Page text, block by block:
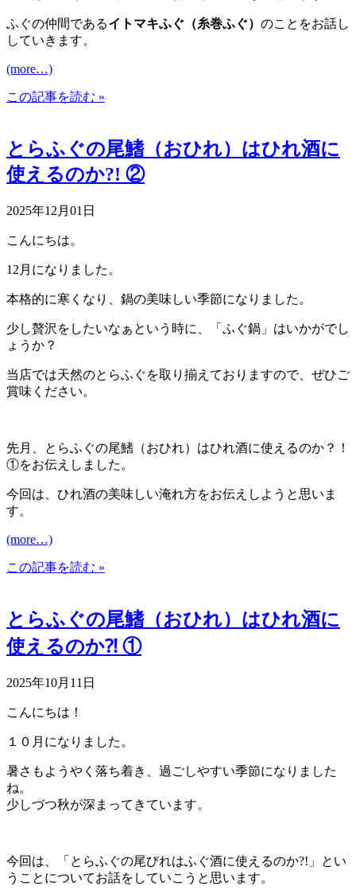
ふぐの仲間であるイトマキふぐ（糸巻ふぐ） のことをお話し
していきます。
(more…)
この記事を読む »
とらふぐの尾鰭（おひれ）はひれ酒に
使えるのか?! ②
2025年12月01日
こんにちは。
12月になりました。
本格的に寒くなり、鍋の美味しい季節になりました。
少し贅沢をしたいなぁという時に、「ふぐ鍋」はいかがでし
ょうか？
当店では天然のとらふぐを取り揃えておりますので、ぜひご
賞味ください。
先月、とらふぐの尾鰭（おひれ）はひれ酒に使えるのか？！
①をお伝えしました。
今回は、ひれ酒の美味しい淹れ方をお伝えしようと思いま
す。
(more…)
この記事を読む »
とらふぐの尾鰭（おひれ）はひれ酒に
使えるのか⁈ ①
2025年10月11日
こんにちは！
１０月になりました。
暑さもようやく落ち着き、過ごしやすい季節になりました
ね。
少しづつ秋が深まってきています。
今回は、「とらふぐの尾びれはふぐ酒に使えるのか?!」とい
うことについてお話をしていこうと思います。